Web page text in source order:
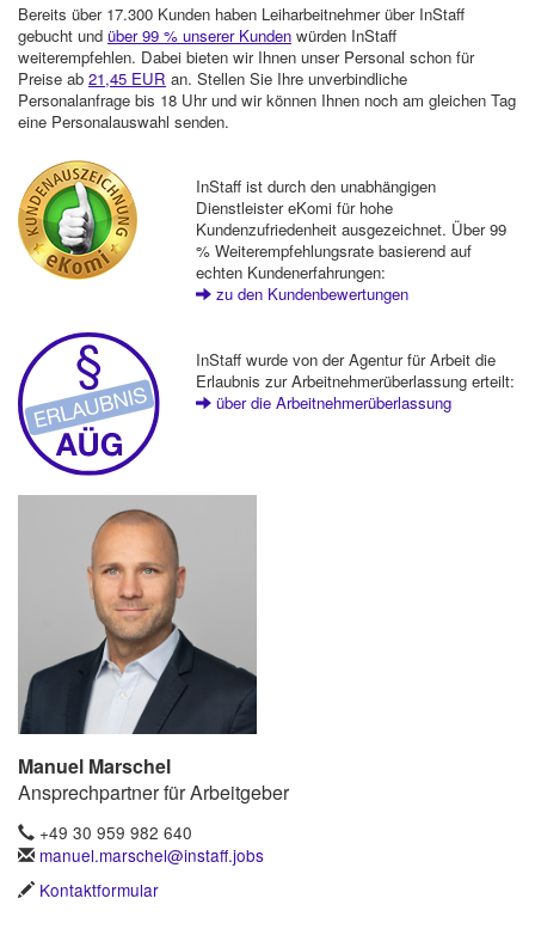
Bereits über 17.300 Kunden haben Leiharbeitnehmer über InStaff
gebucht und über 99 % unserer Kunden würden InStaff
weiterempfehlen. Dabei bieten wir Ihnen unser Personal schon für
Preise ab 21,45 EUR an. Stellen Sie Ihre unverbindliche
Personalanfrage bis 18 Uhr und wir können Ihnen noch am gleichen Tag
eine Personalauswahl senden.
InStaff ist durch den unabhängigen
Dienstleister eKomi für hohe
Kundenzufriedenheit ausgezeichnet. Über 99
% Weiterempfehlungsrate basierend auf
echten Kundenerfahrungen:
zu den Kundenbewertungen
InStaff wurde von der Agentur für Arbeit die
Erlaubnis zur Arbeitnehmerüberlassung erteilt:
über die Arbeitnehmerüberlassung
Manuel Marschel
Ansprechpartner für Arbeitgeber
+49 30 959 982 640
manuel.marschel@instaff.jobs
Kontaktformular